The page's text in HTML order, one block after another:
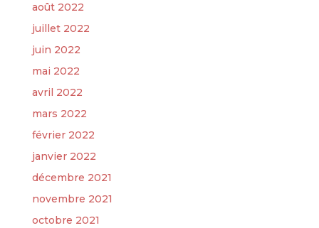
août 2022
juillet 2022
juin 2022
mai 2022
avril 2022
mars 2022
février 2022
janvier 2022
décembre 2021
novembre 2021
octobre 2021